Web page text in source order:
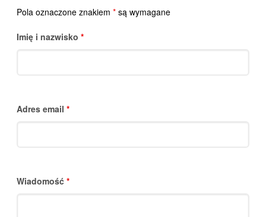
Pola oznaczone znakiem *są wymagane
Imię i nazwisko *
Adres email *
Wiadomość *